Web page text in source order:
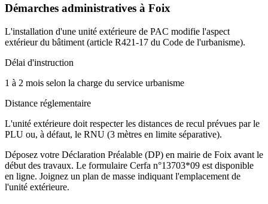
Démarches administratives à Foix
L'installation d'une unité extérieure de PAC modifie l'aspect
extérieur du bâtiment (article R421-17 du Code de l'urbanisme).
Délai d'instruction
1 à 2 mois selon la charge du service urbanisme
Distance réglementaire
L'unité extérieure doit respecter les distances de recul prévues par le
PLU ou, à défaut, le RNU (3 mètres en limite séparative).
Déposez votre Déclaration Préalable (DP) en mairie de Foix avant le
début des travaux. Le formulaire Cerfa n°13703*09 est disponible
en ligne. Joignez un plan de masse indiquant l'emplacement de
l'unité extérieure.